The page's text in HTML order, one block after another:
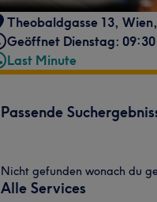
Theobaldgasse 13,
Geöffnet Dienstag:
Last Minute
Passende
Nicht gefunden wonach du
Alle Services